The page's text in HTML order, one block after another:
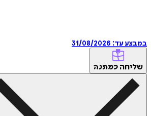
במבצע עד: 31/08/2026
שליחה כמתנה